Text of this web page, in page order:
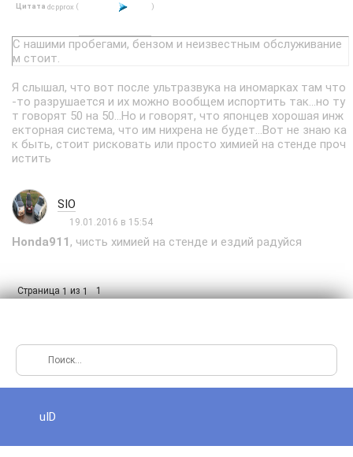
Цитата dcpprox ( )
С нашими пробегами, бензом и неизвестным обслуживание
м стоит.
Я слышал, что вот после ультразвука на иномарках там что
-то разрушается и их можно вообщем испортить так...но ту
т говорят 50 на 50...Но и говорят, что японцев хорошая инж
екторная система, что им нихрена не будет...Вот не знаю ка
к быть, стоит рисковать или просто химией на стенде проч
истить
SIO
19.01.2016 в 15:54
Honda911, чисть химией на стенде и ездий радуйся
Страница1из1 1
uID